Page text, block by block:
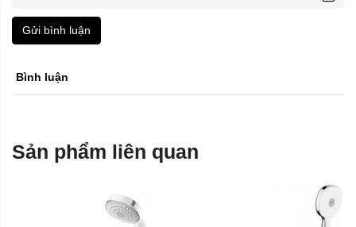
Gửi bình luận
Bình luận
Sản phẩm liên quan